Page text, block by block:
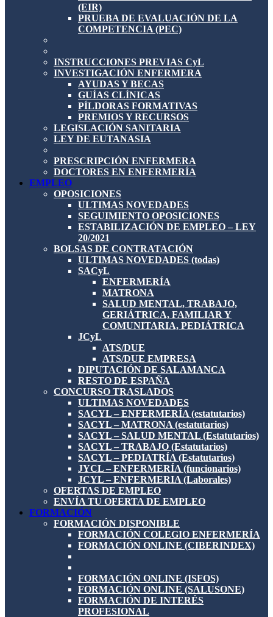
(EIR)
PRUEBA DE EVALUACIÓN DE LA
COMPETENCIA (PEC)
INSTRUCCIONES PREVIAS CyL
INVESTIGACIÓN ENFERMERA
AYUDAS Y BECAS
GUÍAS CLÍNICAS
PÍLDORAS FORMATIVAS
PREMIOS Y RECURSOS
LEGISLACIÓN SANITARIA
LEY DE EUTANASIA
PRESCRIPCIÓN ENFERMERA
DOCTORES EN ENFERMERÍA
EMPLEO
OPOSICIONES
ULTIMAS NOVEDADES
SEGUIMIENTO OPOSICIONES
ESTABILIZACIÓN DE EMPLEO – LEY
20/2021
BOLSAS DE CONTRATACIÓN
ULTIMAS NOVEDADES (todas)
SACyL
ENFERMERÍA
MATRONA
SALUD MENTAL, TRABAJO,
GERIÁTRICA, FAMILIAR Y
COMUNITARIA, PEDIÁTRICA
JCyL
ATS/DUE
ATS/DUE EMPRESA
DIPUTACIÓN DE SALAMANCA
RESTO DE ESPAÑA
CONCURSO TRASLADOS
ULTIMAS NOVEDADES
SACYL – ENFERMERÍA (estatutarios)
SACYL – MATRONA (estatutarios)
SACYL – SALUD MENTAL (Estatutarios)
SACYL – TRABAJO (Estatutarios)
SACYL – PEDIATRÍA (Estatutarios)
JYCL – ENFERMERÍA (funcionarios)
JCYL – ENFERMERIA (Laborales)
OFERTAS DE EMPLEO
ENVÍA TU OFERTA DE EMPLEO
FORMACIÓN
FORMACIÓN DISPONIBLE
FORMACIÓN COLEGIO ENFERMERÍA
FORMACIÓN ONLINE (CIBERINDEX)
FORMACIÓN ONLINE (ISFOS)
FORMACIÓN ONLINE (SALUSONE)
FORMACIÓN DE INTERÉS
PROFESIONAL